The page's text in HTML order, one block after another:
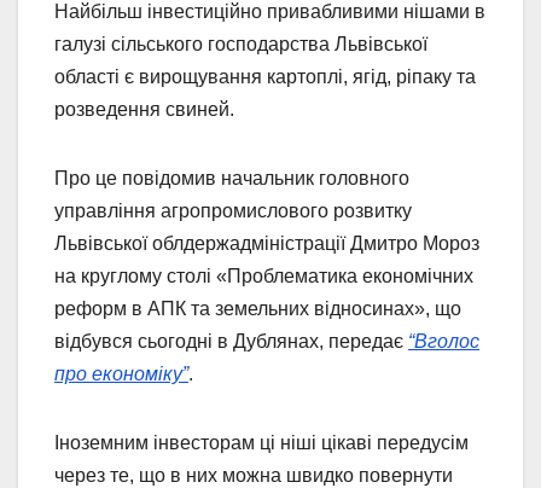
Найбільш інвестиційно привабливими нішами в
галузі сільського господарства Львівської
області є вирощування картоплі, ягід, ріпаку та
розведення свиней.
Про це повідомив начальник головного
управління агропромислового розвитку
Львівської облдержадміністрації Дмитро Мороз
на круглому столі «Проблематика економічних
реформ в АПК та земельних відносинах», що
відбувся сьогодні в Дублянах, передає “Вголос
про економіку”.
Іноземним інвесторам ці ніші цікаві передусім
через те, що в них можна швидко повернути